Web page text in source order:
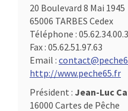
20 Boulevard 8 Mai 1945
65006 TARBES Cedex
Téléphone :
Fax : 05.62.51.97.63
Email :
http://www.peche65.fr
Président : Jean-Luc
16000 Cartes de Pêche